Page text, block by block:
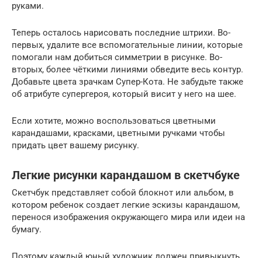
руками.
Теперь осталось нарисовать последние штрихи. Во-
первых, удалите все вспомогательные линии, которые
помогали нам добиться симметрии в рисунке. Во-
вторых, более чёткими линиями обведите весь контур.
Добавьте цвета зрачкам Супер-Кота. Не забудьте также
об атрибуте супергероя, который висит у него на шее.
Если хотите, можно воспользоваться цветными
карандашами, красками, цветными ручками чтобы
придать цвет вашему рисунку.
Легкие рисунки карандашом в скетчбуке
Скетчбук представляет собой блокнот или альбом, в
котором ребенок создает легкие эскизы карандашом,
перенося изображения окружающего мира или идеи на
бумагу.